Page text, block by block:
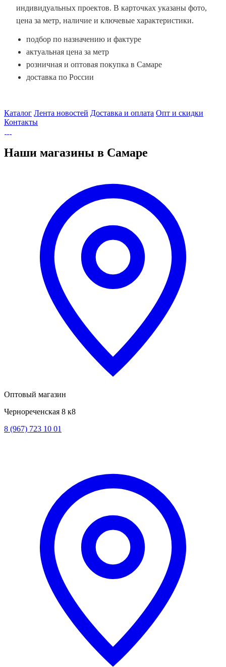
индивидуальных проектов. В карточках указаны фото,
цена за метр, наличие и ключевые характеристики.
подбор по назначению и фактуре
актуальная цена за метр
розничная и оптовая покупка в Самаре
доставка по России
Каталог Лента новостей Доставка и оплата Опт и скидки
Контакты
Наши магазины в Самаре
Оптовый магазин
Чернореченская 8 к8
8 (967) 723 10 01